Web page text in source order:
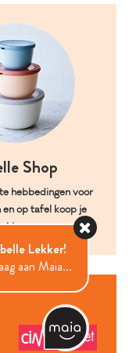
Shop
hebbedingen voor
en op tafel koop je
hier.
Lekker!
aan Maia...